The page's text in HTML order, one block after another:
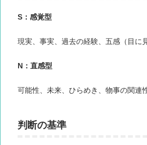
S：感覚型
現実、事実、過去の経験、五感（目に
N：直感型
可能性、未来、ひらめき、物事の関連
判断の基準